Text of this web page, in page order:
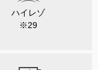
ハイレゾ
※29